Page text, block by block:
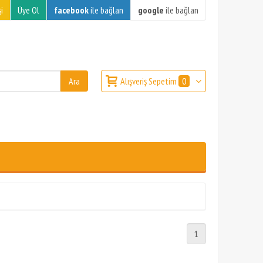
Üye Ol facebookile bağlan google ile bağlan
Alışveriş Sepetim 0
1